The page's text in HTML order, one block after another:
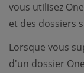
vous utilisez
et des dossiers
Lorsque vous
d'un dossier